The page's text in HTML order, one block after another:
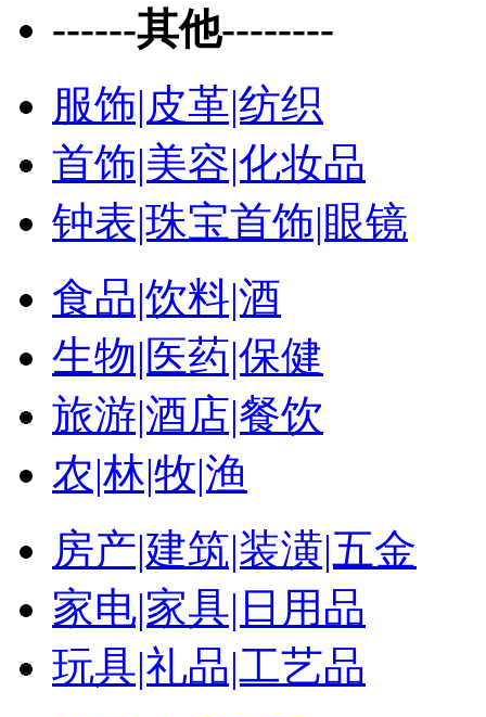
------其他--------
服饰|皮革|纺织
首饰|美容|化妆品
钟表|珠宝首饰|眼镜
食品|饮料|酒
生物|医药|保健
旅游|酒店|餐饮
农|林|牧|渔
房产|建筑|装潢|五金
家电|家具|日用品
玩具|礼品|工艺品